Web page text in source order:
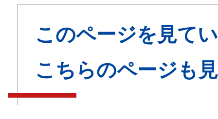
このページを見て
こちらのページも